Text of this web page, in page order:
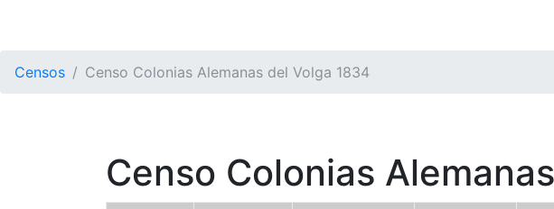
Censos Censo Colonias Alemanas del Volga 1834
Censo Colonias